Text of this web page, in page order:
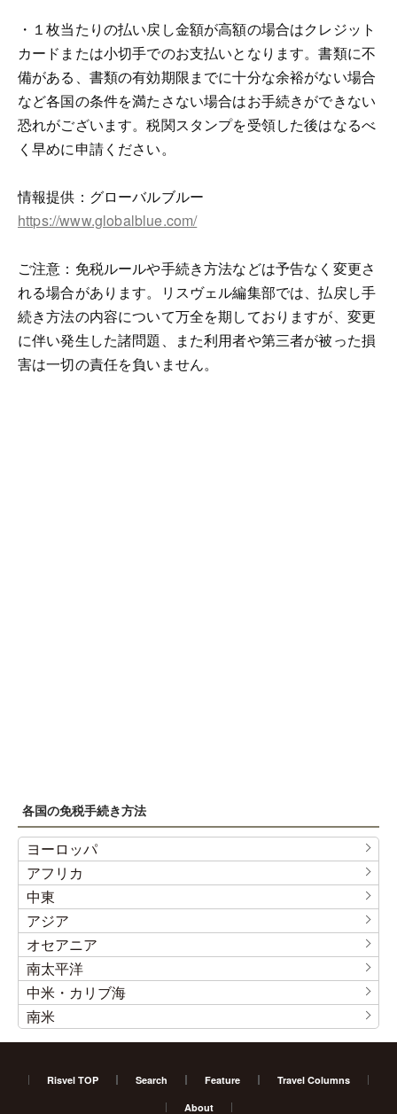
・１枚当たりの払い戻し金額が高額の場合はクレジット
カードまたは小切手でのお支払いとなります。書類に不
備がある、書類の有効期限までに十分な余裕がない場合
など各国の条件を満たさない場合はお手続きができない
恐れがございます。税関スタンプを受領した後はなるべ
く早めに申請ください。
情報提供：グローバルブルー
https://www.globalblue.com/
ご注意：免税ルールや手続き方法などは予告なく変更さ
れる場合があります。リスヴェル編集部では、払戻し手
続き方法の内容について万全を期しておりますが、変更
に伴い発生した諸問題、また利用者や第三者が被った損
害は一切の責任を負いません。
各国の免税手続き方法
ヨーロッパ
アフリカ
中東
アジア
オセアニア
南太平洋
中米・カリブ海
南米
Risvel TOP Search Feature Travel Columns
About